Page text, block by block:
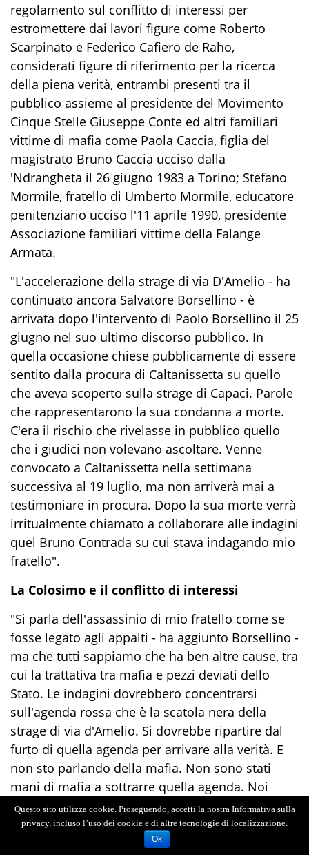
regolamento sul conflitto di interessi per
estromettere dai lavori figure come Roberto
Scarpinato e Federico Cafiero de Raho,
considerati figure di riferimento per la ricerca
della piena verità, entrambi presenti tra il
pubblico assieme al presidente del Movimento
Cinque Stelle Giuseppe Conte ed altri familiari
vittime di mafia come Paola Caccia, figlia del
magistrato Bruno Caccia ucciso dalla
'Ndrangheta il 26 giugno 1983 a Torino; Stefano
Mormile, fratello di Umberto Mormile, educatore
penitenziario ucciso l'11 aprile 1990, presidente
Associazione familiari vittime della Falange
Armata.
"L'accelerazione della strage di via D'Amelio - ha
continuato ancora Salvatore Borsellino - è
arrivata dopo l'intervento di Paolo Borsellino il 25
giugno nel suo ultimo discorso pubblico. In
quella occasione chiese pubblicamente di essere
sentito dalla procura di Caltanissetta su quello
che aveva scoperto sulla strage di Capaci. Parole
che rappresentarono la sua condanna a morte.
C'era il rischio che rivelasse in pubblico quello
che i giudici non volevano ascoltare. Venne
convocato a Caltanissetta nella settimana
successiva al 19 luglio, ma non arriverà mai a
testimoniare in procura. Dopo la sua morte verrà
irritualmente chiamato a collaborare alle indagini
quel Bruno Contrada su cui stava indagando mio
fratello".
La Colosimo e il conflitto di interessi
"Si parla dell'assassinio di mio fratello come se
fosse legato agli appalti - ha aggiunto Borsellino -
ma che tutti sappiamo che ha ben altre cause, tra
cui la trattativa tra mafia e pezzi deviati dello
Stato. Le indagini dovrebbero concentrarsi
sull'agenda rossa che è la scatola nera della
strage di via d'Amelio. Si dovrebbe ripartire dal
furto di quella agenda per arrivare alla verità. E
non sto parlando della mafia. Non sono stati
mani di mafia a sottrarre quella agenda. Noi
familiari non possiamo fare altro che denunciare
la vergogna di uno Stato che ritiene di poter
allontanare i suoi fedeli servitori dello Stato
Questo sito utilizza cookie. Proseguendo, accetti la nostra Informativa sulla
privacy, incluso l’uso dei cookie e di altre tecnologie di localizzazione.
Ok